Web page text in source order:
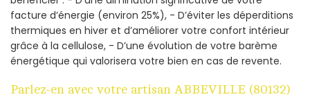
facture d’énergie (environ 25%), - D’éviter les déperditions
thermiques en hiver et d’améliorer votre confort intérieur
grâce à la cellulose, - D’une évolution de votre barème
énergétique qui valorisera votre bien en cas de revente.
Parlez-en avec votre artisan ABBEVILLE (80132)